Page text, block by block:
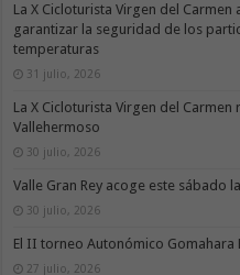
La X Cicloturista Virgen del
garantizar la seguridad de los
temperaturas
31 julio, 2026
La X Cicloturista Virgen del
Vallehermoso
30 julio, 2026
Valle Gran Rey acoge este sábado
30 julio, 2026
El II torneo Autonómico Gomahara
27 julio, 2026